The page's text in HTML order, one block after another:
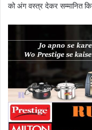
को अंग वस्त्र देकर सम्मानित